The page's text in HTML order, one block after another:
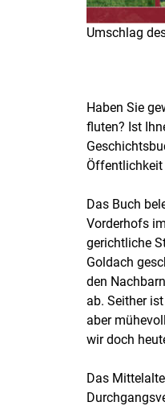
Umschlag
Haben Sie
fluten? Ist
Öffentlichkeit
Das Buch
Vorderhofs
gerichtliche
Goldach
den
ab. Seither
aber
wir doch
Das